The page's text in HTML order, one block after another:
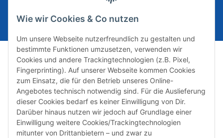
Wie wir Cookies & Co nutzen
Um unsere Webseite nutzerfreundlich zu gestalten und
bestimmte Funktionen umzusetzen, verwenden wir
Cookies und andere Trackingtechnologien (z.B. Pixel,
Fingerprinting). Auf unserer Webseite kommen Cookies
zum Einsatz, die für den Betrieb unseres Online-
Angebotes technisch notwendig sind. Für die Auslieferung
dieser Cookies bedarf es keiner Einwilligung von Dir.
Darüber hinaus nutzen wir jedoch auf Grundlage einer
Einwilligung weitere Cookies/Trackingtechnologien
mitunter von Drittanbietern – und zwar zu
Susannenstraße 21a, DE-20357 Hamburg
Tel: +49 (0)40 432 76 990